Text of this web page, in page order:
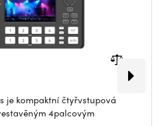
je kompaktní čtyřvstupová
4palcovým